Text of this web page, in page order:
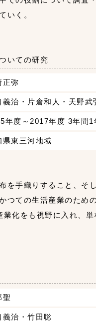
いく。
いての研究
正弥
義治・片倉和人・天野武
年度～2017年度 3年間1
県東三河地域
を手織りすること、そ
つての生活産業のため
業化をも視野に入れ、
聖
義治・竹田聡